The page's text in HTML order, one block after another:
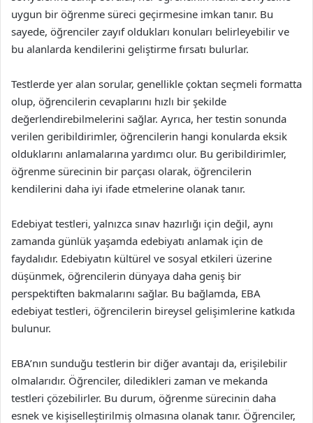
uygun bir öğrenme süreci geçirmesine imkan tanır. Bu
sayede, öğrenciler zayıf oldukları konuları belirleyebilir ve
bu alanlarda kendilerini geliştirme fırsatı bulurlar.
Testlerde yer alan sorular, genellikle çoktan seçmeli formatta
olup, öğrencilerin cevaplarını hızlı bir şekilde
değerlendirebilmelerini sağlar. Ayrıca, her testin sonunda
verilen geribildirimler, öğrencilerin hangi konularda eksik
olduklarını anlamalarına yardımcı olur. Bu geribildirimler,
öğrenme sürecinin bir parçası olarak, öğrencilerin
kendilerini daha iyi ifade etmelerine olanak tanır.
Edebiyat testleri, yalnızca sınav hazırlığı için değil, aynı
zamanda günlük yaşamda edebiyatı anlamak için de
faydalıdır. Edebiyatın kültürel ve sosyal etkileri üzerine
düşünmek, öğrencilerin dünyaya daha geniş bir
perspektiften bakmalarını sağlar. Bu bağlamda, EBA
edebiyat testleri, öğrencilerin bireysel gelişimlerine katkıda
bulunur.
EBA’nın sunduğu testlerin bir diğer avantajı da, erişilebilir
olmalarıdır. Öğrenciler, diledikleri zaman ve mekanda
testleri çözebilirler. Bu durum, öğrenme sürecinin daha
esnek ve kişiselleştirilmiş olmasına olanak tanır. Öğrenciler,